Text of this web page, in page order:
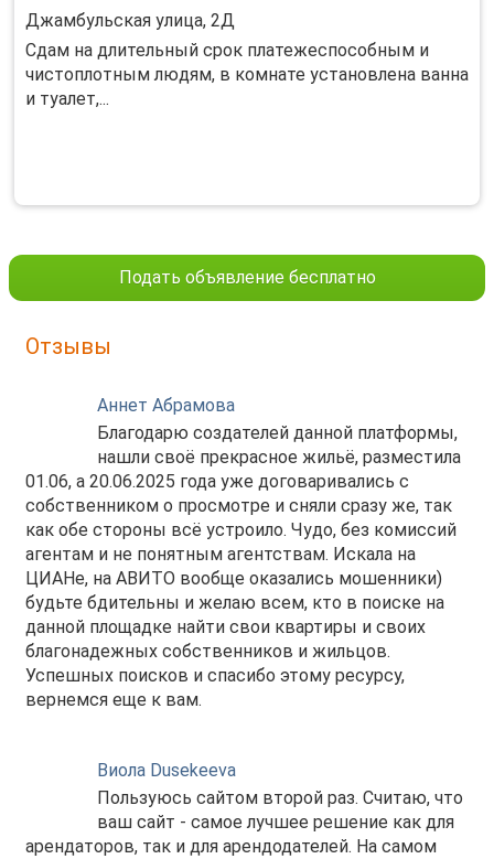
Джамбульская улица, 2Д
Сдам на длительный срок платежеспособным и
чистоплотным людям, в комнате установлена ванна
и туалет,...
Подать объявление бесплатно
Отзывы
Аннет Абрамова
Благодарю создателей данной платформы,
нашли своё прекрасное жильё, разместила
01.06, а 20.06.2025 года уже договаривались с
собственником о просмотре и сняли сразу же, так
как обе стороны всё устроило. Чудо, без комиссий
агентам и не понятным агентствам. Искала на
ЦИАНе, на АВИТО вообще оказались мошенники)
будьте бдительны и желаю всем, кто в поиске на
данной площадке найти свои квартиры и своих
благонадежных собственников и жильцов.
Успешных поисков и спасибо этому ресурсу,
вернемся еще к вам.
Виола Dusekeeva
Пользуюсь сайтом второй раз. Считаю, что
ваш сайт - самое лучшее решение как для
арендаторов, так и для арендодателей. На самом